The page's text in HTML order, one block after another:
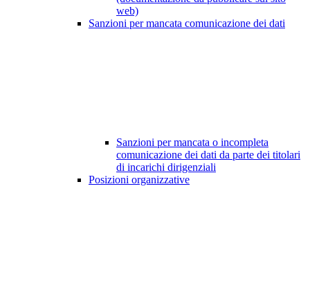
web)
Sanzioni per mancata comunicazione dei dati
Sanzioni per mancata o incompleta
comunicazione dei dati da parte dei titolari
di incarichi dirigenziali
Posizioni organizzative